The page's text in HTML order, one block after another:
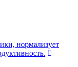
нормализует